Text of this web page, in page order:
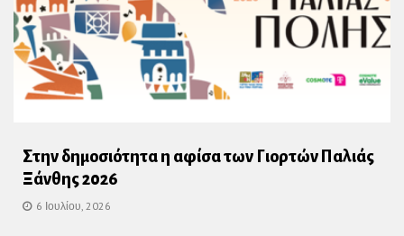
Στην δημοσιότητα η αφίσα των Γιορτών Παλιάς
Ξάνθης 2026
6 Ιουλίου, 2026